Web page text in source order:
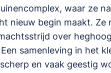
waar ze
nieuw begin maakt. Ze
over
samenleving in het
en vaak geestig